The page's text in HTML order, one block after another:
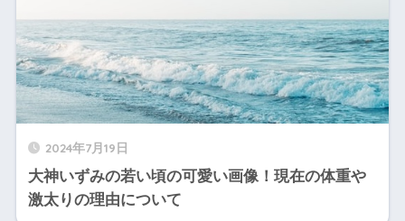
2024年7月19日
大神いずみの若い頃の可愛い画像！現在の体重や
激太りの理由について